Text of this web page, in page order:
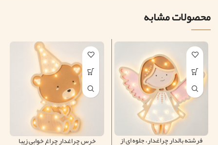
محصولات مشابه
فرشته بالدار چراغدار، جلوه ای از خرس چراغدار چراغ خوابی زیبا